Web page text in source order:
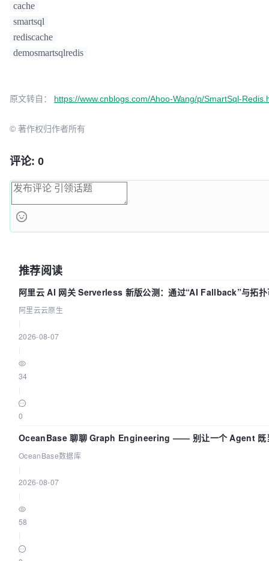
cache
smartsql
rediscache
demosmartsqlredis
原文转自： https://www.cnblogs.com/Ahoo-Wang/p/SmartSql-
© 著作权归作者所有
评论: 0
推荐阅读
阿里云 AI 网关 Serverless 新版公测：通过“AI Fallback”与拓
理底座
阿里云云原生
2026-08-07
34
0
OceanBase 聊聊 Graph Engineering —— 别让一个 Agent 既
OceanBase数据库
2026-08-07
58